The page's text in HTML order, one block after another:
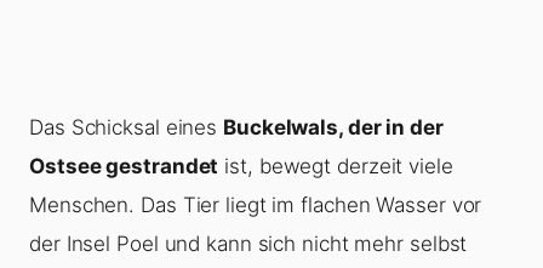
Das Schicksal eines Buckelwals, der in der
Ostsee gestrandet ist, bewegt derzeit viele
Menschen. Das Tier liegt im flachen Wasser vor
der Insel Poel und kann sich nicht mehr selbst